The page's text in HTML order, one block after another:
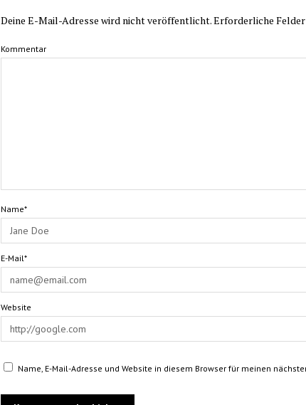
Deine E-Mail-Adresse wird nicht veröffentlicht.Erforderliche
Kommentar
Name*
E-Mail*
Website
Name, E-Mail-Adresse und Website in diesem Browser für meinen